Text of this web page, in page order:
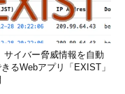
サイバー脅威情報を自動
るWebアプリ「EXIST」